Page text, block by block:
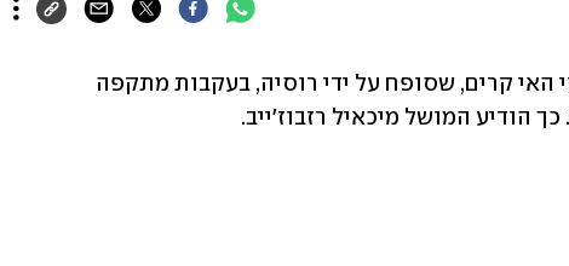
הודיע המושל מיכאיל רזבוז'ייב.